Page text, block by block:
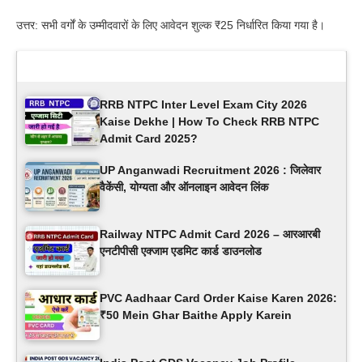
उत्तर: सभी वर्गों के उम्मीदवारों के लिए आवेदन शुल्क ₹25 निर्धारित किया गया है।
RRB NTPC Inter Level Exam City 2026
Kaise Dekhe | How To Check RRB NTPC
Admit Card 2025?
UP Anganwadi Recruitment 2026 : जिलेवार
वैकेंसी, योग्यता और ऑनलाइन आवेदन लिंक
Railway NTPC Admit Card 2026 – आरआरबी
एनटीपीसी एक्जाम एडमिट कार्ड डाउनलोड
PVC Aadhaar Card Order Kaise Karen 2026:
₹50 Mein Ghar Baithe Apply Karein